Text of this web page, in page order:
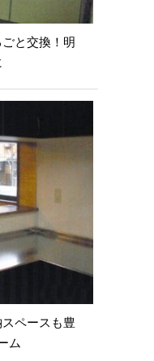
と交換！明
ペースも豊
ム